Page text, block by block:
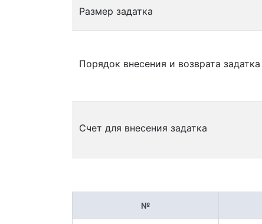
Размер задатка
Порядок внесения и возврата задатка
Счет для внесения задатка
№